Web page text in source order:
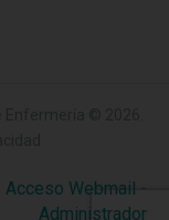
Acceso Webmail -
Administrador